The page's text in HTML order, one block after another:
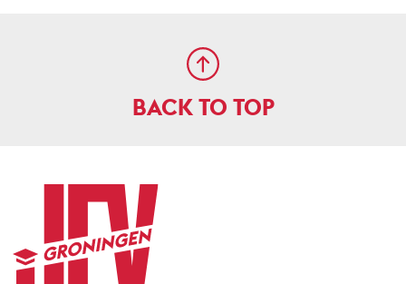
BACK TO TOP